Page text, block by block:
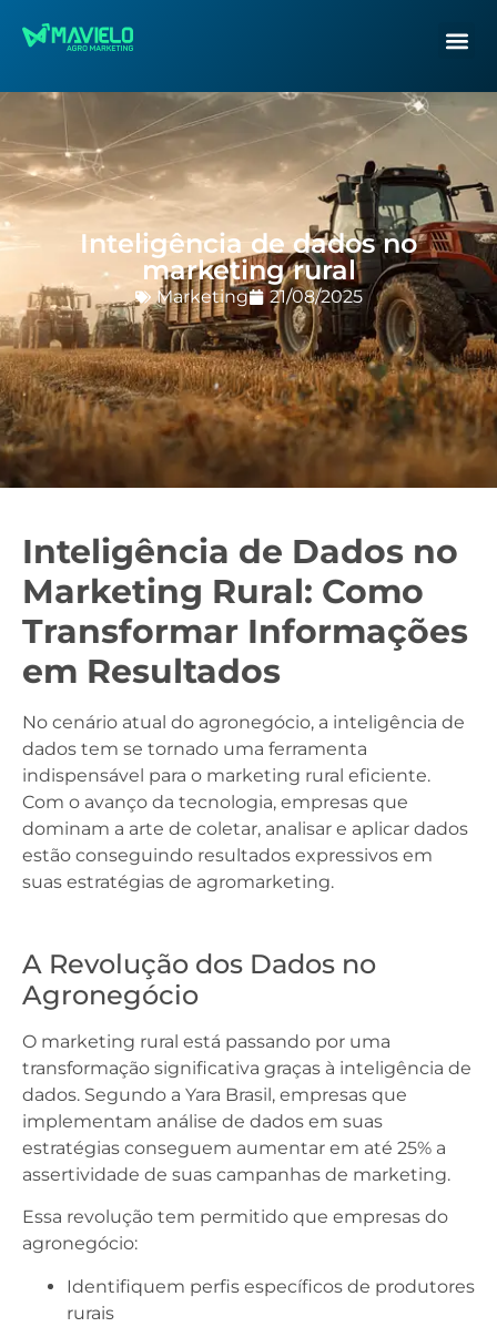
Inteligência de dados no
marketing rural
Marketing 21/08/2025
Inteligência de Dados no
Marketing Rural: Como
Transformar Informações
em Resultados
No cenário atual do agronegócio, a inteligência de
dados tem se tornado uma ferramenta
indispensável para o marketing rural eficiente.
Com o avanço da tecnologia, empresas que
dominam a arte de coletar, analisar e aplicar dados
estão conseguindo resultados expressivos em
suas estratégias de agromarketing.
A Revolução dos Dados no
Agronegócio
O marketing rural está passando por uma
transformação significativa graças à inteligência de
dados. Segundo a Yara Brasil, empresas que
implementam análise de dados em suas
estratégias conseguem aumentar em até 25% a
assertividade de suas campanhas de marketing.
Essa revolução tem permitido que empresas do
agronegócio:
Identifiquem perfis específicos de produtores
rurais